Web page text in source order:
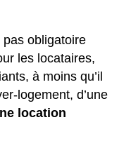
pas obligatoire
les locataires,
à moins qu’il
logement, d’une
location